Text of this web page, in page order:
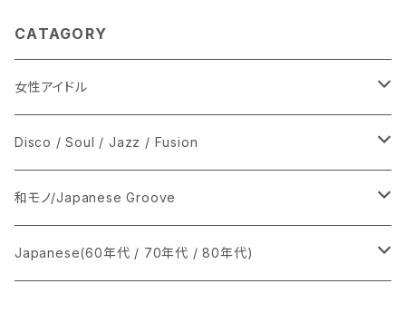
CATAGORY
女性アイドル
シングル盤
あ行
か行
LP
CD
Disco / Soul / Jazz / Fusion
シングル盤
A
12インチ・シングル
和モノ/Japanese Groove
シングル盤
Japanese(60年代 / 70年代 / 80年代)